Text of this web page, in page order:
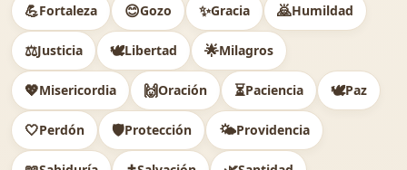
💪Fortaleza 😊Gozo ✨Gracia 🙇Humildad
⚖️Justicia 🕊Libertad 🌟Milagros
💖Misericordia 🙌Oración ⏳Paciencia 🕊️Paz
🤍Perdón 🛡️Protección 🌤️Providencia